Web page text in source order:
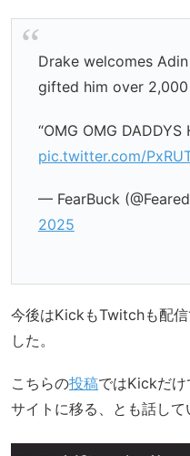
Drake welcomes
gifted him over
“OMG OMG DADDYS
pic.twitter.com/
— FearBuck
2025
今後はKickもTwitchも配
した。
こちらの投稿ではKickだ
サイトに移る、とも話して